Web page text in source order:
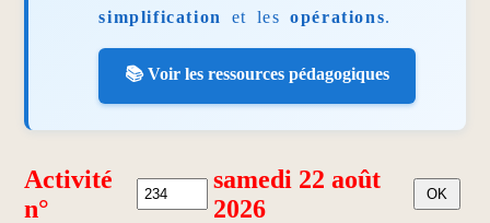
simplification
et lesopérations.
📚 Voir les ressources pédagogiques
Activité
n°
samedi 22 août
2026